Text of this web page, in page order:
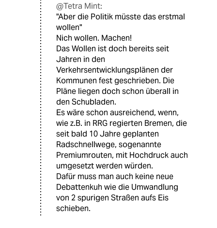
@Tetra Mint:
"Aber die Politik müsste das erstmal
wollen"
Nich wollen. Machen!
Das Wollen ist doch bereits seit
Jahren in den
Verkehrsentwicklungsplänen der
Kommunen fest geschrieben. Die
Pläne liegen doch schon überall in
den Schubladen.
Es wäre schon ausreichend, wenn,
wie z.B. in RRG regierten Bremen, die
seit bald 10 Jahre geplanten
Radschnellwege, sogenannte
Premiumrouten, mit Hochdruck auch
umgesetzt werden würden.
Dafür muss man auch keine neue
Debattenkuh wie die Umwandlung
von 2 spurigen Straßen aufs Eis
schieben.